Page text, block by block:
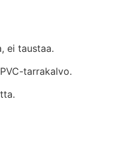
ei taustaa.
tarrakalvo.